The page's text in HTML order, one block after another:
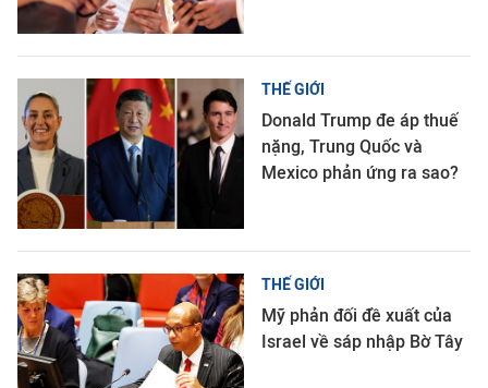
THẾ GIỚI
Donald Trump đe áp thuế
nặng, Trung Quốc và
Mexico phản ứng ra sao?
THẾ GIỚI
Mỹ phản đối đề xuất của
Israel về sáp nhập Bờ Tây